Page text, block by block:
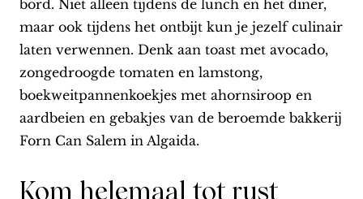
bord. Niet alleen tijdens de lunch en het diner,
maar ook tijdens het ontbijt kun je jezelf culinair
laten verwennen. Denk aan toast met avocado,
zongedroogde tomaten en lamstong,
boekweitpannenkoekjes met ahornsiroop en
aardbeien en gebakjes van de beroemde bakkerij
Forn Can Salem in Algaida.
Kom helemaal tot rust